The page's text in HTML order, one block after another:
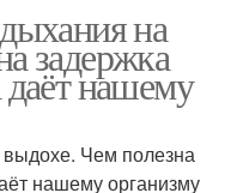
на
задержка
нашему
Чем полезна
нашему организму